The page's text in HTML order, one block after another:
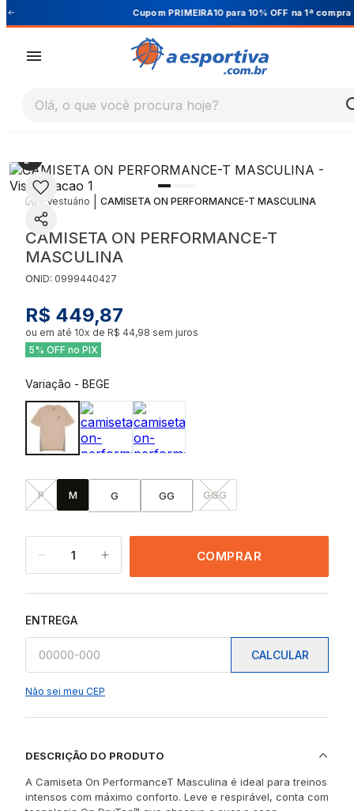
Cupom PRIMEIRA10 para 10% OFF na 1ª compra
Olá, o que você procura hoje?
Vestuário CAMISETA ON PERFORMANCE-T MASCULINA
CAMISETA ON PERFORMANCE-T
MASCULINA
ONID: 0999440427
R$ 449,87
ou em até 10x de R$ 44,98 sem juros
5% OFF no PIX
Variação - BEGE
P M G GG GGG
1 COMPRAR
ENTREGA
CALCULAR
Não sei meu CEP
DESCRIÇÃO DO PRODUTO
A Camiseta On PerformanceT Masculina é ideal para treinos
intensos com máximo conforto. Leve e respirável, conta com